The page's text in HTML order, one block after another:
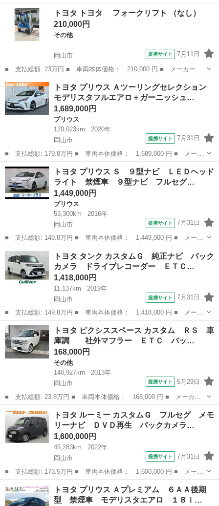
ー名： トヨタ ■ 車種名： シエンタ ■ グレード名： Ｇ 保証
書／純正 ＳＤナビ／フリップダウンモニター 純正 １２．８イン
チ／両側...
岡山 倉敷市 シエンタ
トヨタ トヨタ フォークリフト （なし）
210,000円
その他
岡山市 提携サイト 7月11日
■ 支払総額: 23万円 ■ 車両本体価格： 210,000 円 ■ メーカー
名： トヨタ ■ 車種名： トヨタ ■ グレード名： フォークリ
フト ■ 排気量： 800cc ■ ドア枚数： 0 ■ ミッション： MT ■...
岡山 岡山市 その他
トヨタ プリウス Ａツーリングセレクション
モデリスタフルエアロ＋ガーニッシュ…
1,689,000円
プリウス
120,023km
2020年
岡山市
提携サイト 7月31日
■ 支払総額: 179.8万円 ■ 車両本体価格： 1,689,000 円 ■ メーカ
ー名： トヨタ ■ 車種名： プリウス ■ グレード名： Ａツーリ
ングセレクション モデリスタフルエアロ＋ガーニッシュ／９型ナビ
＋連動Ｅ...
岡山 岡山市 プリウス
トヨタ プリウス Ｓ ９型ナビ ＬＥＤヘッド
ライト 禁煙車 ９型ナビ フルセグ…
1,449,000円
プリウス
53,300km
2016年
岡山市
提携サイト 7月31日
■ 支払総額: 149.8万円 ■ 車両本体価格： 1,449,000 円 ■ メーカ
ー名： トヨタ ■ 車種名： プリウス ■ グレード名： Ｓ ９型
ナビ ＬＥＤヘッドライト 禁煙車 ９型ナビ フルセグＴＶ Ｂｌ
ｕｅｔｏ...
岡山 岡山市 プリウス
トヨタ タンク カスタムＧ 純正ナビ バック
カメラ ドライブレコーダー ＥＴＣ…
1,418,000円
11,137km
2019年
岡山市
提携サイト 7月31日
■ 支払総額: 149.8万円 ■ 車両本体価格： 1,418,000 円 ■ メーカ
ー名： トヨタ ■ 車種名： タンク ■ グレード名： カスタム
Ｇ 純正ナビ バックカメラ ドライブレコーダー ＥＴＣ 両側パ
ワースライ...
岡山 岡山市 トヨタ
トヨタ ピクシススペース カスタム ＲＳ 車
庫調 社外マフラー ＥＴＣ バッ…
168,000円
その他
140,927km
2013年
岡山市
提携サイト 5月29日
■ 支払総額: 23.8万円 ■ 車両本体価格： 168,000 円 ■ メーカー
名： トヨタ ■ 車種名： ピクシススペース ■ グレード名： カ
スタム ＲＳ 車庫調 社外マフラー ＥＴＣ バックカメラ ナ
ビ ＨＩＤ ...
岡山 岡山市 その他
トヨタ ルーミー カスタムＧ フルセグ メモ
リーナビ ＤＶＤ再生 バックカメラ…
1,600,000円
45,283km
2022年
岡山市
提携サイト 7月31日
■ 支払総額: 173.5万円 ■ 車両本体価格： 1,600,000 円 ■ メーカ
ー名： トヨタ ■ 車種名： ルーミー ■ グレード名： カスタム
Ｇ フルセグ メモリーナビ ＤＶＤ再生 バックカメラ 衝突被害
軽減シス...
トヨタ
トヨタ プリウス Ａプレミアム ６ＡＡ後期
型 禁煙車 モデリスタエアロ １８ｉ…